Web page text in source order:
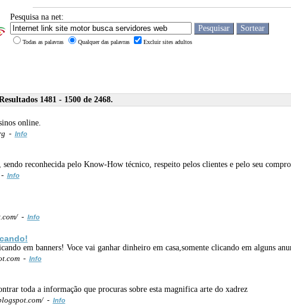
Pesquisa na net:
Todas as palavras Qualquer das palavras Excluir sites adultos
1481 - 1500 de 2468.
online.
- Info
reconhecida pelo Know-How técnico, respeito pelos clientes e pelo seu
Info
- Info
em banners! Voce vai ganhar dinheiro em casa,somente clicando em alguns
- Info
toda a informação que procuras sobre esta magnifica arte do xadrez
- Info